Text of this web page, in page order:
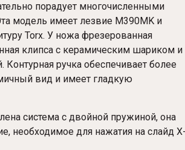
порадует многочисленными
модель имеет лезвие M390MK и
Torx. У ножа фрезерованная
клипса с керамическим шариком и
Контурная ручка обеспечивает более
вид и имеет гладкую
система с двойной пружиной, она
необходимое для нажатия на слайд